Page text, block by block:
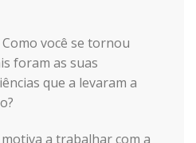
Como você se tornou
foram as suas
que a levaram a
a trabalhar com a